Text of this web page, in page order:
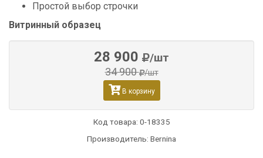
Простой выбор строчки
Витринный образец
28 900 /шт
34 900 /шт
В корзину
Код товара: 0-18335
Производитель: Bernina